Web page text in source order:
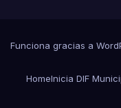
Funciona gracias a
HomeInicia DIF